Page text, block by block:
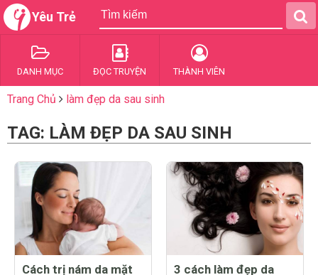
Yêu Trẻ
DANH MỤC ĐỌC TRUYỆN THÀNH VIÊN
Trang Chủ làm đẹp da sau sinh
TAG: LÀM ĐẸP DA SAU SINH
Cách trị nám da mặt
3 cách làm đẹp da